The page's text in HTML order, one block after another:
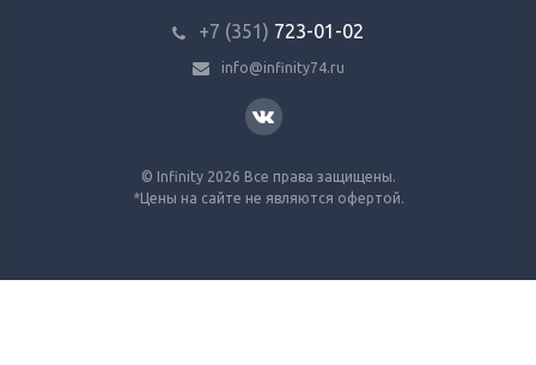
© Infinity 2026 Все права защищены.
*Цены на сайте не являются офертой.
+7 (351) 723-01-02
info@infinity74.ru